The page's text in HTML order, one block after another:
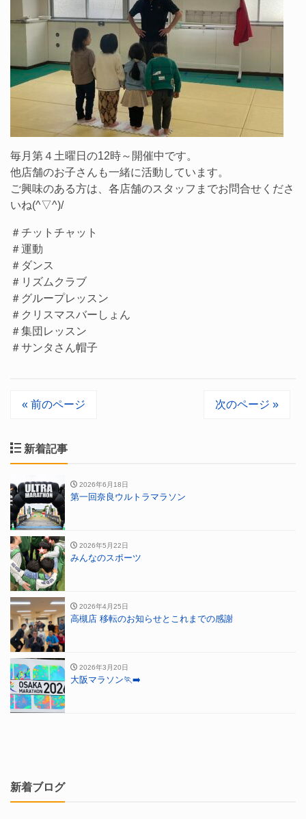
毎月第４土曜日の12時～開催中です。
他店舗のお子さんも一緒に活動しています。
ご興味のある方は、各店舗のスタッフまでお問合せくださ
いね(^▽^)/
＃チットチャット
＃運動
＃ダンス
＃リズムクラブ
＃グループレッスン
＃クリスマスバーしょん
＃集団レッスン
＃サンタさん帽子
« 前のページ 次のページ »
新着記事
2026年6月18日
第一回奈良ウルトラマラソン
2026年5月22日
みんなのスポーツ
2026年4月25日
高槻店 移転のお知らせとこれまでの感謝
2026年3月20日
大阪マラソン🏃‍➡️
新着ブログ